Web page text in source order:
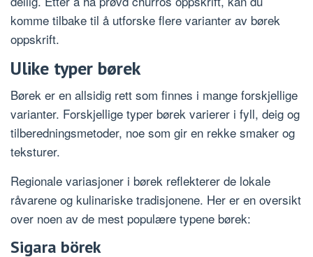
komme tilbake til å utforske flere varianter av børek
oppskrift.
Ulike typer børek
Børek er en allsidig rett som finnes i mange forskjellige
varianter. Forskjellige typer børek varierer i fyll, deig og
tilberedningsmetoder, noe som gir en rekke smaker og
teksturer.
Regionale variasjoner i børek reflekterer de lokale
råvarene og kulinariske tradisjonene. Her er en oversikt
over noen av de mest populære typene børek:
Sigara börek